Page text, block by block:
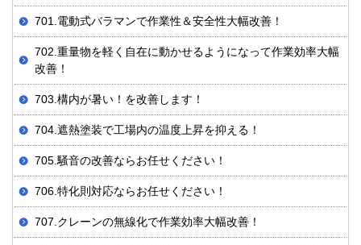
701.電動式バラマンで作業性＆安全性大幅改善！
702.重量物を軽く自在に動かせるようになって作業効率大幅
改善！
703.構内が暑い！を改善します！
704.遮熱塗装で工場内の温度上昇を抑える！
705.騒音の改善ならお任せください！
706.特化則対応ならお任せください！
707.クレーンの無線化で作業効率大幅改善！